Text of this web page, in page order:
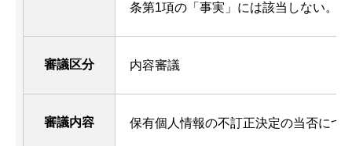
条第1項の「事実」には該当しない。
審議区分 内容審議
審議内容 保有個人情報の不訂正決定の当否につ